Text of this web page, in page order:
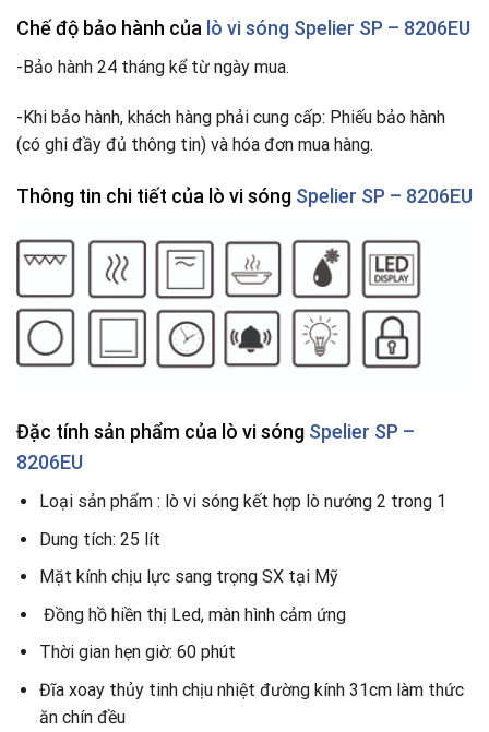
Chế độ bảo hành của lò vi sóng Spelier SP – 8206EU
-Bảo hành 24 tháng kể từ ngày mua.
-Khi bảo hành, khách hàng phải cung cấp: Phiếu bảo hành
(có ghi đầy đủ thông tin) và hóa đơn mua hàng.
Thông tin chi tiết của lò vi sóng Spelier SP – 8206EU
Đặc tính sản phẩm của lò vi sóng Spelier SP –
8206EU
Loại sản phẩm : lò vi sóng kết hợp lò nướng 2 trong 1
Dung tích: 25 lít
Mặt kính chịu lực sang trọng SX tại Mỹ
Đồng hồ hiền thị Led, màn hình cảm ứng
Thời gian hẹn giờ: 60 phút
Đĩa xoay thủy tinh chịu nhiệt đường kính 31cm làm thức
ăn chín đều